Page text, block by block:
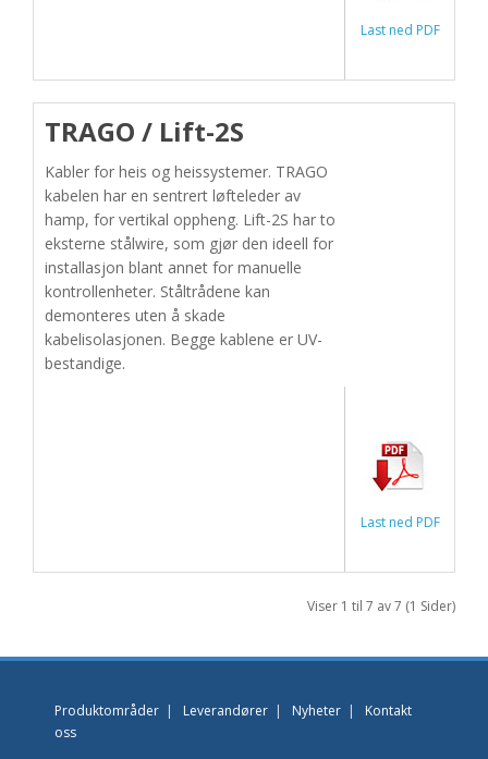
Last ned PDF
TRAGO / Lift-2S
Kabler for heis og heissystemer. TRAGO
kabelen har en sentrert løfteleder av
hamp, for vertikal oppheng. Lift-2S har to
eksterne stålwire, som gjør den ideell for
installasjon blant annet for manuelle
kontrollenheter. Ståltrådene kan
demonteres uten å skade
kabelisolasjonen. Begge kablene er UV-
bestandige.
Last ned PDF
Viser 1 til 7 av 7 (1 Sider)
Produktområder | Leverandører | Nyheter | Kontakt
oss